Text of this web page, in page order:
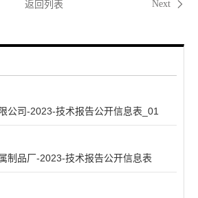
返回列表 Next
公司-2023-技术报告公开信息表_01
制品厂-2023-技术报告公开信息表